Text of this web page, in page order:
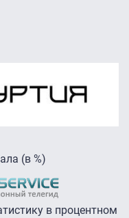
(в %)
в процентном